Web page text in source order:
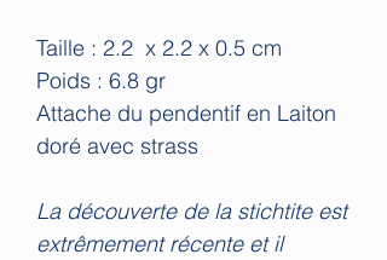
Taille : 2.2 x 2.2 x 0.5 cm
Poids : 6.8 gr
Attache du pendentif en Laiton
doré avec strass
La découverte de la stichtite est
extrêmement récente et il